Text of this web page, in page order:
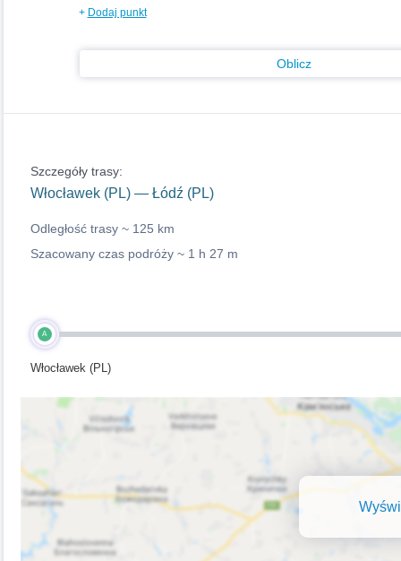
+ Dodaj punkt
Oblicz
Szczegóły trasy:
Włocławek (PL) — Łódź (PL)
Odległość trasy ~ 125 km
Szacowany czas podróży ~ 1 h 27 m
A
Włocławek (PL)